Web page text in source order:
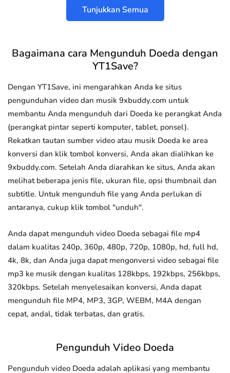
Tunjukkan Semua
Bagaimana cara Mengunduh Doeda dengan
YT1Save?
Dengan YT1Save, ini mengarahkan Anda ke situs
pengunduhan video dan musik 9xbuddy.com untuk
membantu Anda mengunduh dari Doeda ke perangkat Anda
(perangkat pintar seperti komputer, tablet, ponsel).
Rekatkan tautan sumber video atau musik Doeda ke area
konversi dan klik tombol konversi, Anda akan dialihkan ke
9xbuddy.com. Setelah Anda diarahkan ke situs, Anda akan
melihat beberapa jenis file, ukuran file, opsi thumbnail dan
subtitle. Untuk mengunduh file yang Anda perlukan di
antaranya, cukup klik tombol "unduh".
Anda dapat mengunduh video Doeda sebagai file mp4
dalam kualitas 240p, 360p, 480p, 720p, 1080p, hd, full hd,
4k, 8k, dan Anda juga dapat mengonversi video sebagai file
mp3 ke musik dengan kualitas 128kbps, 192kbps, 256kbps,
320kbps. Setelah menyelesaikan konversi, Anda dapat
mengunduh file MP4, MP3, 3GP, WEBM, M4A dengan
cepat, andal, tidak terbatas, dan gratis.
Pengunduh Video Doeda
Pengunduh video Doeda adalah aplikasi yang membantu